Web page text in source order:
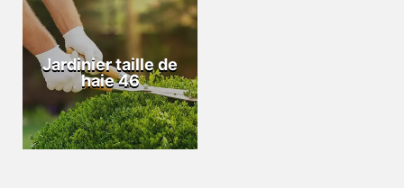
Jardinier taille de
haie 46